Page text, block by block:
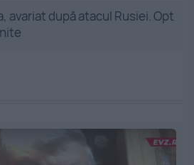
avariat după atacul Rusiei. Opt